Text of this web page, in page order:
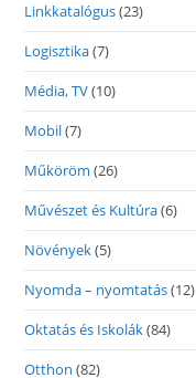
Linkkatalógus(23)
Logisztika(7)
Média, TV(10)
Mobil(7)
Műköröm (26)
Művészet és Kultúra(6)
Növények(5)
Nyomda – nyomtatás(12)
Oktatás és Iskolák(84)
Otthon (82)